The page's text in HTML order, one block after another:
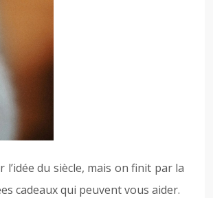
du siècle, mais on finit par la
cadeaux qui peuvent vous aider.